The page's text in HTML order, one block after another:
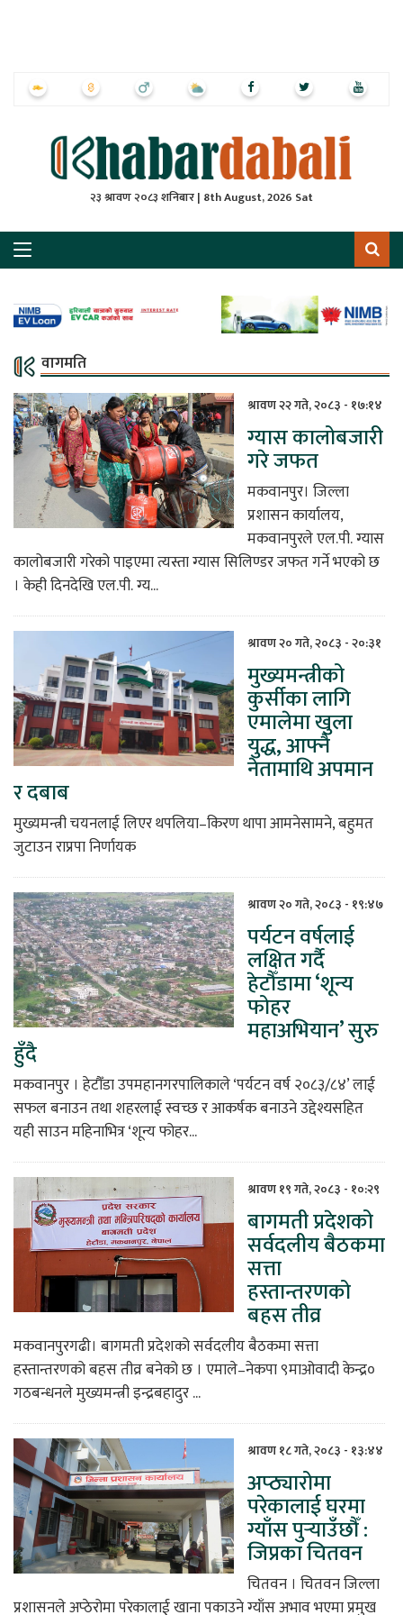
२३ श्रावण २०८३ शनिबार | 8th August, 2026 Sat
वागमति
श्रावण २२ गते, २०८३ - १७:१४
ग्यास कालोबजारी
गरे जफत
मकवानपुर। जिल्ला
प्रशासन कार्यालय,
मकवानपुरले एल.पी. ग्यास
कालोबजारी गरेको पाइएमा त्यस्ता ग्यास सिलिण्डर जफत गर्ने भएको छ
। केही दिनदेखि एल.पी. ग्य...
श्रावण २० गते, २०८३ - २०:३१
मुख्यमन्त्रीको
कुर्सीका लागि
एमालेमा खुला
युद्ध, आफ्नै
नेतामाथि अपमान
र दबाब
मुख्यमन्त्री चयनलाई लिएर थपलिया–किरण थापा आमनेसामने, बहुमत
जुटाउन राप्रपा निर्णायक
श्रावण २० गते, २०८३ - १९:४७
पर्यटन वर्षलाई
लक्षित गर्दै
हेटौँडामा ‘शून्य
फोहर
महाअभियान’ सुरु
हुँदै
मकवानपुर । हेटौँडा उपमहानगरपालिकाले ‘पर्यटन वर्ष २०८३/८४’ लाई
सफल बनाउन तथा शहरलाई स्वच्छ र आकर्षक बनाउने उद्देश्यसहित
यही साउन महिनाभित्र ‘शून्य फोहर...
श्रावण १९ गते, २०८३ - १०:२९
बागमती प्रदेशको
सर्वदलीय बैठकमा
सत्ता
हस्तान्तरणको
बहस तीव्र
मकवानपुरगढी। बागमती प्रदेशको सर्वदलीय बैठकमा सत्ता
हस्तान्तरणको बहस तीव्र बनेको छ । एमाले–नेकपा ९माओवादी केन्द्र०
गठबन्धनले मुख्यमन्त्री इन्द्रबहादुर ...
श्रावण १८ गते, २०८३ - १३:४४
अप्ठ्यारोमा
परेकालाई घरमा
ग्याँस पुर्‍याउँछौँ :
जिप्रका चितवन
चितवन । चितवन जिल्ला
प्रशासनले अप्ठेरोमा परेकालाई खाना पकाउने ग्याँस अभाव भएमा प्रमुख